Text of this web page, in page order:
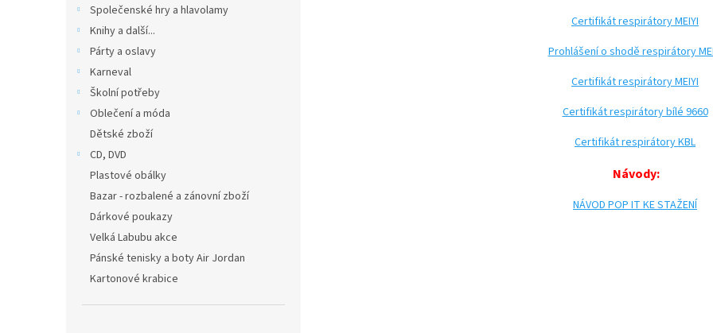
Společenské hry a hlavolamy
Knihy a další...
Párty a oslavy
Karneval
Školní potřeby
Oblečení a móda
Dětské zboží
CD, DVD
Plastové obálky
Bazar - rozbalené a zánovní zboží
Dárkové poukazy
Velká Labubu akce
Pánské tenisky a boty Air Jordan
Kartonové krabice
Certifikát respirátory MEIYI
Prohlášení o shodě respirátory
Certifikát respirátory MEIYI
Certifikát respirátory bílé 9660
Certifikát respirátory KBL
Návody:
NÁVOD POP IT KE STAŽENÍ